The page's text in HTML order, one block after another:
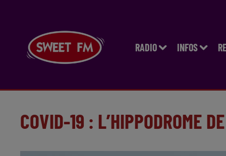
RADIO INFOS
COVID-19 : L’HIPPODROME